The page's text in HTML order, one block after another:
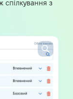
спілкування з